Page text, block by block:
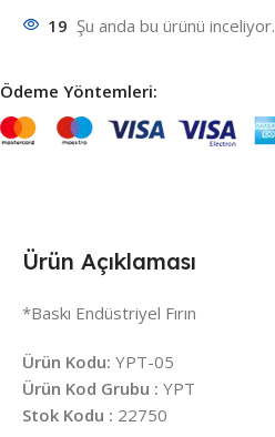
19 Şu anda bu ürünü inceliyor.
Ödeme Yöntemleri:
Ürün Açıklaması
*Baskı Endüstriyel Fırın
Ürün Kodu: YPT-05
Ürün Kod Grubu : YPT
Stok Kodu : 22750